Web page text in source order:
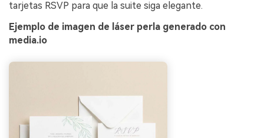
tarjetas RSVP para que la suite siga elegante.
Ejemplo de imagen de láser perla generado con
media.io